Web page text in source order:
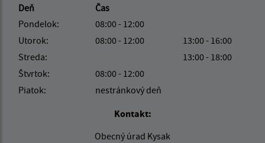
Deň
Čas
Pondelok:
08:00 - 12:00
Utorok:
08:00 - 12:00
13:00 - 16:00
Streda:
13:00 - 18:00
Štvrtok:
08:00 - 12:00
Piatok:
nestránkový deň
Kontakt:
Obecný úrad Kysak